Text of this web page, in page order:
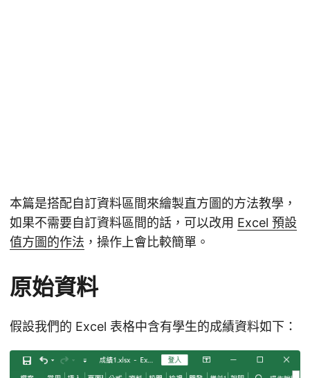
本篇是搭配自訂資料區間來繪製直方圖的方法教學，
如果不需要自訂資料區間的話，可以改用 Excel 預設
值方圖的作法 ，操作上會比較簡單。
原始資料
假設我們的 Excel 表格中含有學生的成績資料如下：